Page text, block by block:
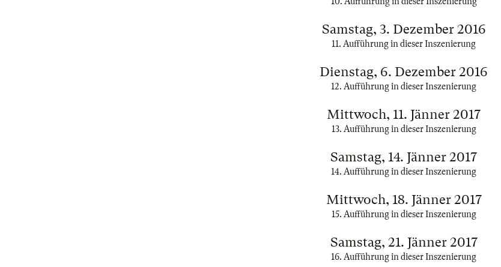
Samstag, 3. Dezember 2016
11. Aufführung in dieser Inszenierung
Dienstag, 6. Dezember 2016
12. Aufführung in dieser Inszenierung
Mittwoch, 11. Jänner 2017
13. Aufführung in dieser Inszenierung
Samstag, 14. Jänner 2017
14. Aufführung in dieser Inszenierung
Mittwoch, 18. Jänner 2017
15. Aufführung in dieser Inszenierung
Samstag, 21. Jänner 2017
16. Aufführung in dieser Inszenierung